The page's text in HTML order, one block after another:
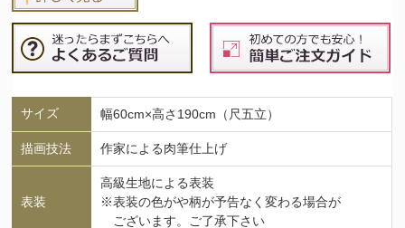
サイズ 幅60cm×高さ190cm（尺五立）
描画技法 作家による肉筆仕上げ
表装
高級生地による表装
※表装の色がや柄が予告なく変わる場合が
ございます。ご了承下さい